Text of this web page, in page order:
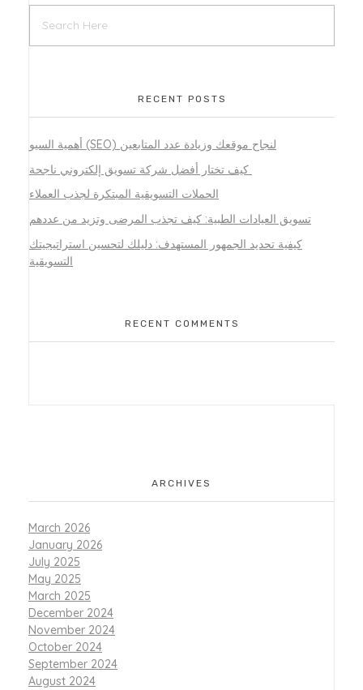
RECENT POSTS
أهمية السيو (SEO) لنجاح موقعك وزيادة عدد المتابعين
الحملات التسويقية المبتكرة لجذب العملاء
تسويق العيادات الطبية: كيف تجذب المرضى وتزيد من عددهم
كيفية تحديد الجمهور المستهدف: دليلك لتحسين استراتيجيتك
التسويقية
RECENT COMMENTS
ARCHIVES
March 2026
January 2026
July 2025
May 2025
March 2025
December 2024
November 2024
October 2024
September 2024
August 2024